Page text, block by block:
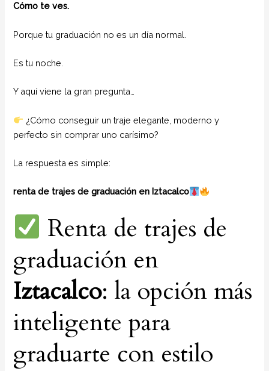
Cómo te ves.
Porque tu graduación no es un día normal.
Es tu noche.
Y aquí viene la gran pregunta…
¿Cómo conseguir un traje elegante, moderno y
perfecto sin comprar uno carísimo?
La respuesta es simple:
renta de trajes de graduación en Iztacalco
Renta de trajes de
graduación en
Iztacalco: la opción más
inteligente para
graduarte con estilo